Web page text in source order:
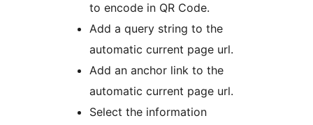
to encode in QR Code.
Add a query string to the
automatic current page url.
Add an anchor link to the
automatic current page url.
Select the information